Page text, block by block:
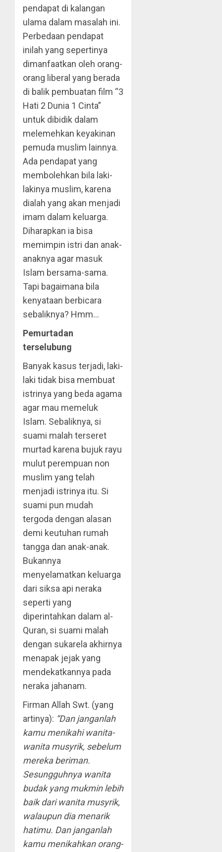
pendapat di kalangan
ulama dalam masalah ini.
Perbedaan pendapat
inilah yang sepertinya
dimanfaatkan oleh orang-
orang liberal yang berada
di balik pembuatan film “3
Hati 2 Dunia 1 Cinta”
untuk dibidik dalam
melemehkan keyakinan
pemuda muslim lainnya.
Ada pendapat yang
membolehkan bila laki-
lakinya muslim, karena
dialah yang akan menjadi
imam dalam keluarga.
Diharapkan ia bisa
memimpin istri dan anak-
anaknya agar masuk
Islam bersama-sama.
Tapi bagaimana bila
kenyataan berbicara
sebaliknya? Hmm…
Pemurtadan
terselubung
Banyak kasus terjadi, laki-
laki tidak bisa membuat
istrinya yang beda agama
agar mau memeluk
Islam. Sebaliknya, si
suami malah terseret
murtad karena bujuk rayu
mulut perempuan non
muslim yang telah
menjadi istrinya itu. Si
suami pun mudah
tergoda dengan alasan
demi keutuhan rumah
tangga dan anak-anak.
Bukannya
menyelamatkan keluarga
dari siksa api neraka
seperti yang
diperintahkan dalam al-
Quran, si suami malah
dengan sukarela akhirnya
menapak jejak yang
mendekatkannya pada
neraka jahanam.
Firman Allah Swt. (yang
artinya): “Dan janganlah
kamu menikahi wanita-
wanita musyrik, sebelum
mereka beriman.
Sesungguhnya wanita
budak yang mukmin lebih
baik dari wanita musyrik,
walaupun dia menarik
hatimu. Dan janganlah
kamu menikahkan orang-